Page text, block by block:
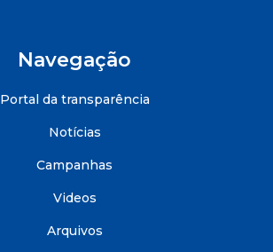
Navegação
Portal da transparência
Notícias
Campanhas
Videos
Arquivos